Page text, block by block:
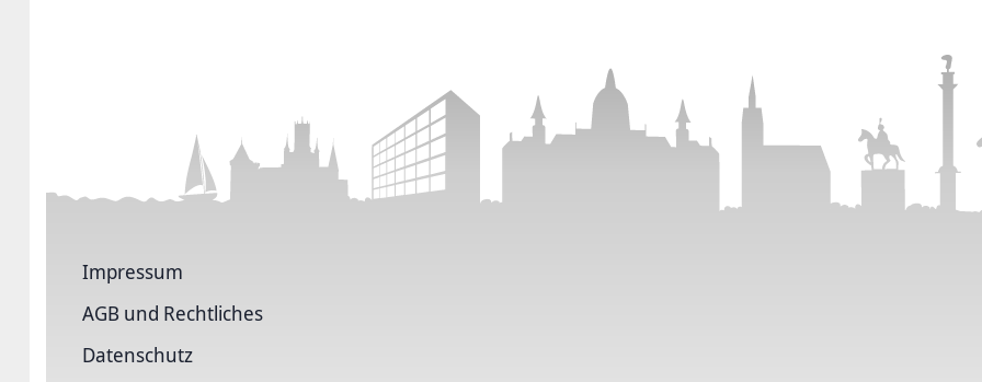
Impressum
AGB und Rechtliches
Datenschutz